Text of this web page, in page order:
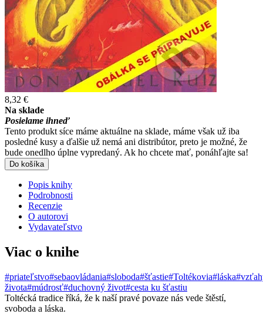
8,32 €
Na sklade
Posielame ihneď
Tento produkt síce máme aktuálne na sklade, máme však už iba
posledné kusy a ďalšie už nemá ani distribútor, preto je možné, že
bude onedlho úplne vypredaný. Ak ho chcete mať, ponáhľajte sa!
Do košíka
Popis knihy
Podrobnosti
Recenzie
O autorovi
Vydavateľstvo
Viac o knihe
#priateľstvo#sebaovládania#sloboda#šťastie#Toltékovia#láska
života#múdrosť#duchovný život#cesta ku šťastiu
Toltécká tradice říká, že k naší pravé povaze nás vede štěstí,
svoboda a láska.